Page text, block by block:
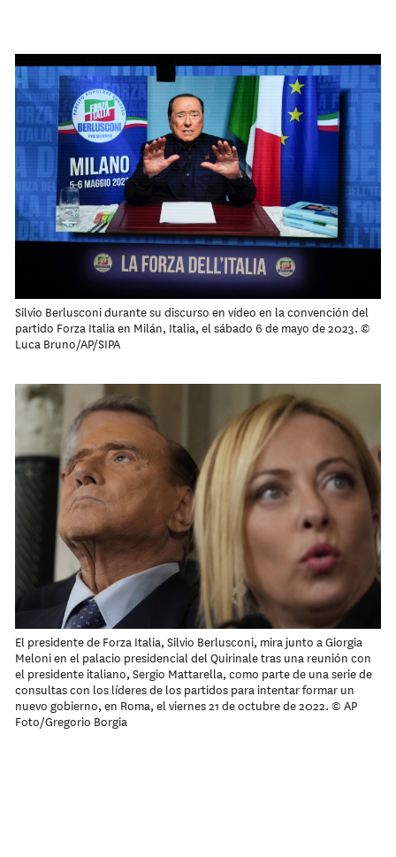
Silvio Berlusconi durante su discurso en vídeo en la convención del
partido Forza Italia en Milán, Italia, el sábado 6 de mayo de 2023. ©
Luca Bruno/AP/SIPA
El presidente de Forza Italia, Silvio Berlusconi, mira junto a Giorgia
Meloni en el palacio presidencial del Quirinale tras una reunión con
el presidente italiano, Sergio Mattarella, como parte de una serie de
consultas con los líderes de los partidos para intentar formar un
nuevo gobierno, en Roma, el viernes 21 de octubre de 2022. © AP
Foto/Gregorio Borgia